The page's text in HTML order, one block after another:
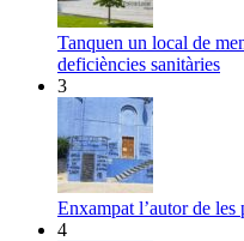
Tanquen un local de
deficiències sanitàries
3
Enxampat l’autor de les
4